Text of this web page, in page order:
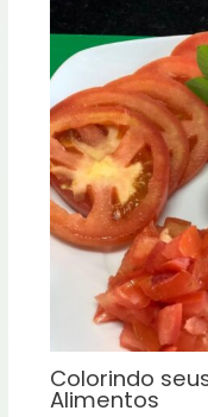
Colorindo
Alimentos